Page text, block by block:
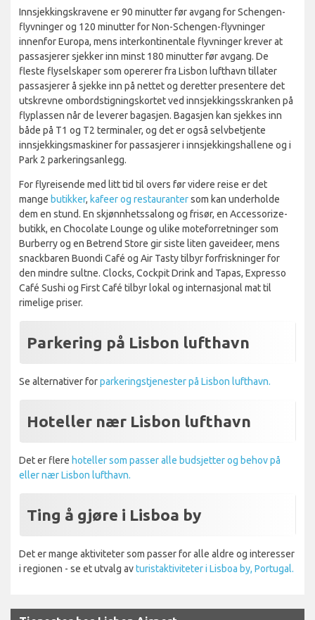
Innsjekkingskravene er 90 minutter før avgang for Schengen-
flyvninger og 120 minutter for Non-Schengen-flyvninger
innenfor Europa, mens interkontinentale flyvninger krever at
passasjerer sjekker inn minst 180 minutter før avgang. De
fleste flyselskaper som opererer fra Lisbon lufthavn tillater
passasjerer å sjekke inn på nettet og deretter presentere det
utskrevne ombordstigningskortet ved innsjekkingsskranken på
flyplassen når de leverer bagasjen. Bagasjen kan sjekkes inn
både på T1 og T2 terminaler, og det er også selvbetjente
innsjekkingsmaskiner for passasjerer i innsjekkingshallene og i
Park 2 parkeringsanlegg.
For flyreisende med litt tid til overs før videre reise er det
mange butikker, kafeer og restaurantersom kan underholde
dem en stund. En skjønnhetssalong og frisør, en Accessorize-
butikk, en Chocolate Lounge og ulike moteforretninger som
Burberry og en Betrend Store gir siste liten gaveideer, mens
snackbaren Buondi Café og Air Tasty tilbyr forfriskninger for
den mindre sultne. Clocks, Cockpit Drink and Tapas, Expresso
Café Sushi og First Café tilbyr lokal og internasjonal mat til
rimelige priser.
Parkering på Lisbon lufthavn
Se alternativer forparkeringstjenester på Lisbon lufthavn.
Hoteller nær Lisbon lufthavn
Det er flere hoteller som passer alle budsjetter og behov på
eller nær Lisbon lufthavn.
Ting å gjøre i Lisboa by
Det er mange aktiviteter som passer for alle aldre og interesser
i regionen - se et utvalg avturistaktiviteter i Lisboa by, Portugal.